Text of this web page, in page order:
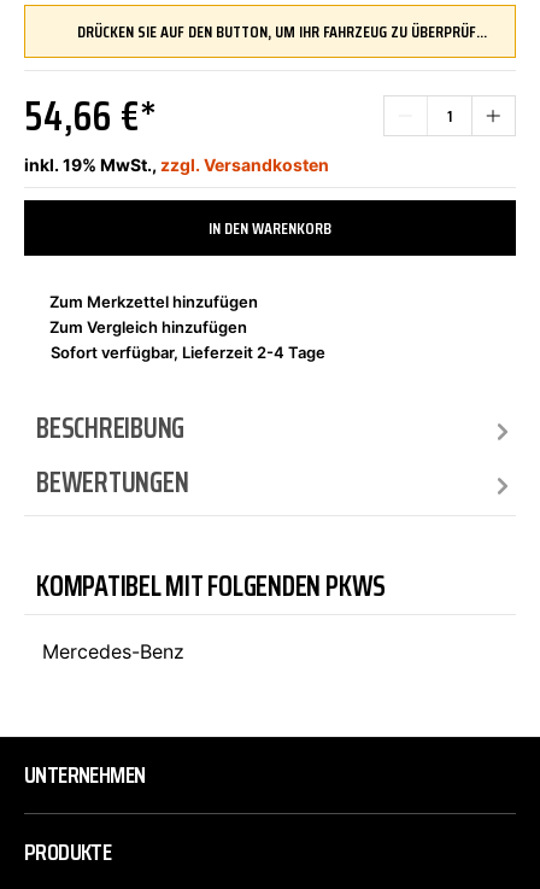
DRÜCKEN SIE AUF DEN BUTTON, UM IHR FAHRZEUG ZU ÜBERPRÜFEN UND SICHERZUSTELLEN, DASS DIESES TEIL KOMPATIBEL IST, BEVOR SIE ES BESTELLEN
54,66 €*
inkl. 19% MwSt., zzgl. Versandkosten
IN DEN WARENKORB
Zum Merkzettel hinzufügen
Zum Vergleich hinzufügen
Sofort verfügbar, Lieferzeit 2-4 Tage
BESCHREIBUNG
BEWERTUNGEN
KOMPATIBEL MIT FOLGENDEN PKWS
Mercedes-Benz
UNTERNEHMEN
PRODUKTE